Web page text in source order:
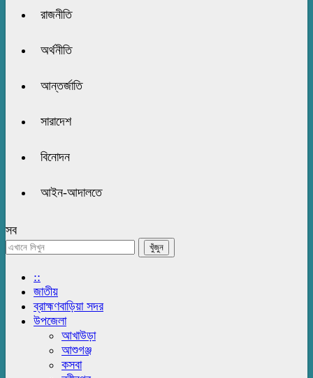
রাজনীতি
অর্থনীতি
আন্তর্জাতি
সারাদেশ
বিনোদন
আইন-আদালতে
সব
::
জাতীয়
ব্রাহ্মণবাড়িয়া সদর
উপজেলা
আখাউড়া
আশুগঞ্জ
কসবা